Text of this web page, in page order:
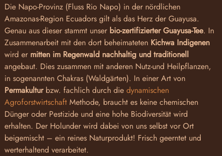
Die Napo-Provinz (Fluss Rio Napo) in der nördlichen
Amazonas-Region Ecuadors gilt als das Herz der Guayusa.
Genau aus dieser stammt unser bio-zertifizierter Guayusa-Tee. In
Zusammenarbeit mit den dort beheimateten Kichwa Indigenen
wird er mitten im Regenwald nachhaltig und traditionell
angebaut. Dies zusammen mit anderen Nutz-und Heilpflanzen,
in sogenannten Chakras (Waldgärten). In einer Art von
Permakulturbzw. fachlich durch die dynamischen
Agroforstwirtschaft Methode, braucht es keine chemischen
Dünger oder Pestizide und eine hohe Biodiversität wird
erhalten. Der Holunder wird dabei von uns selbst vor Ort
beigemischt – ein reines Naturprodukt! Frisch geerntet und
werterhaltend verarbeitet.